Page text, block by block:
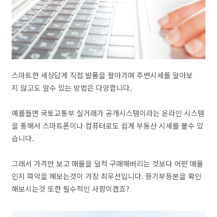
스마트한 세상답게 직접 발품을 팔아가며 주변시세를 알아보
지 않고도 알수 있는 방법은 다양합니다.
예를들면 국토교통부 실거래가 공개시스템이라는 온라인 시스템
을 통해서 스마트폰이나 컴퓨터로도 쉽게 부동산 시세를 볼수 있
습니다.
그래서 가격만 보고 매물을 덜컥 구매해버리는 것보다 어떤 매물
인지 파악을 해보는것이 가장 최우선입니다. 등기부등본을 확인
해보시는것 또한 필수적인 사항이겠죠?